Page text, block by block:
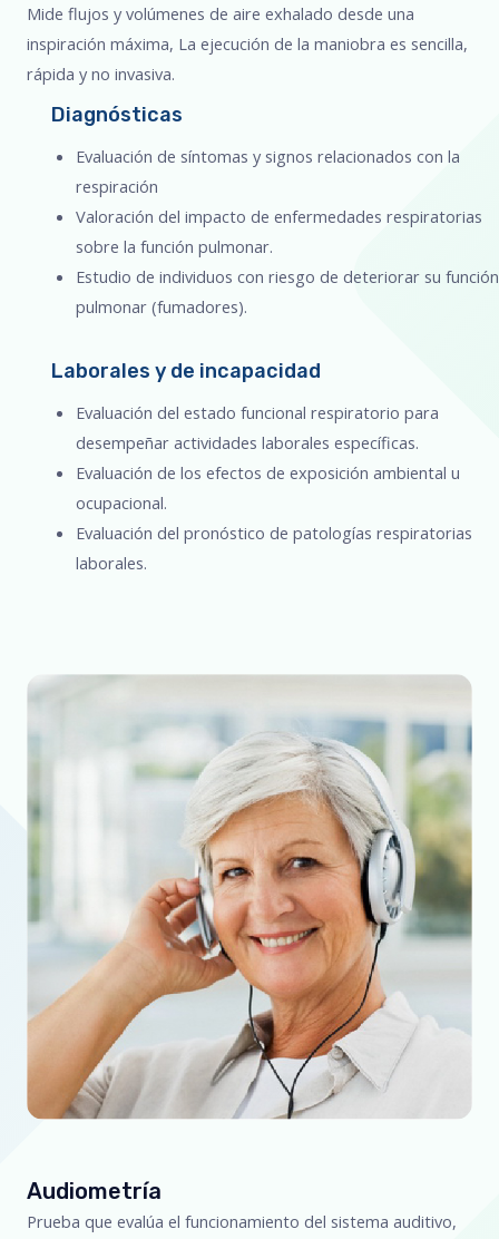
Mide flujos y volúmenes de aire exhalado desde una
inspiración máxima, La ejecución de la maniobra es sencilla,
rápida y no invasiva.
Diagnósticas
Evaluación de síntomas y signos relacionados con la
respiración
Valoración del impacto de enfermedades respiratorias
sobre la función pulmonar.
Estudio de individuos con riesgo de deteriorar su función
pulmonar (fumadores).
Laborales y de incapacidad
Evaluación del estado funcional respiratorio para
desempeñar actividades laborales específicas.
Evaluación de los efectos de exposición ambiental u
ocupacional.
Evaluación del pronóstico de patologías respiratorias
laborales.
Audiometría
Prueba que evalúa el funcionamiento del sistema auditivo,